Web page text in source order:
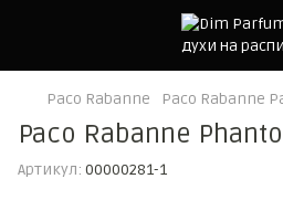
Paco Rabanne Paco Rabanne
Paco Rabanne
Артикул: 00000281-1